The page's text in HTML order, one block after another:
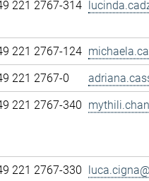
221 2767-314
221 2767-124
221 2767-0
221 2767-340
221 2767-330